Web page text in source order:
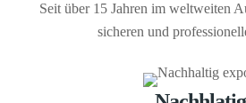
Seit über 15 Jahren im weltweiten
sicheren und